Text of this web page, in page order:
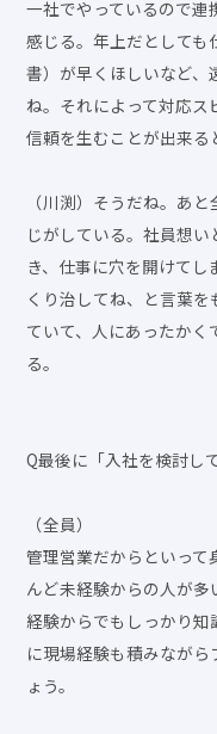
一社でやっているので連
感じる。年上だとして
書）が早くほしいなど
ね。それによって対応ス
信頼を生むことが出来る
（川渕）そうだね。あ
じがしている。社員想
き、仕事に穴を開けて
くり治してね、と言葉
ていて、人にあったか
る。
Q最後に「入社を検討し
（全員）
管理営業だからといって
んど未経験からの人が
経験からでもしっかり
に現場経験も積みなが
ょう。